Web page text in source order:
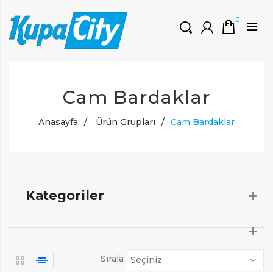
Müşteri Girişi
0
0 ₺
Cam Bardaklar
Anasayfa / Ürün Grupları / Cam Bardaklar
Kategoriler
Sırala